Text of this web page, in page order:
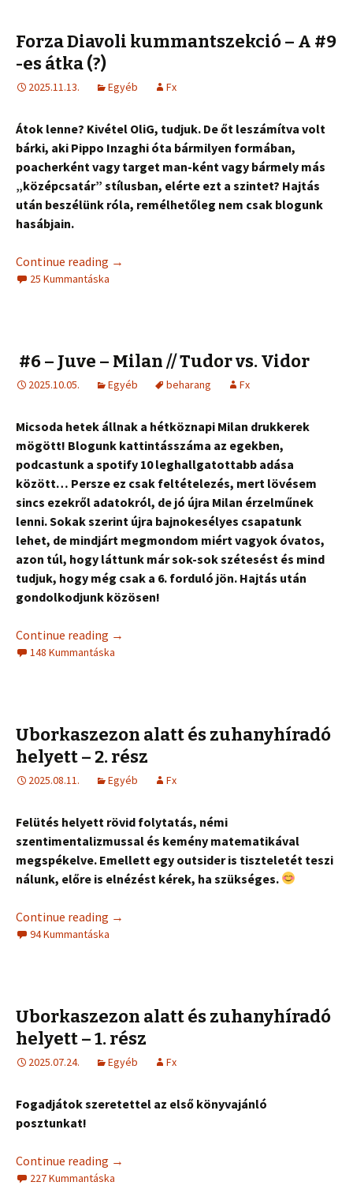
Forza Diavoli kummantszekció – A #9
-es átka (?)
2025.11.13. Egyéb Fx
Átok lenne? Kivétel OliG, tudjuk. De őt leszámítva volt
bárki, aki Pippo Inzaghi óta bármilyen formában,
poacherként vagy target man-ként vagy bármely más
„középcsatár” stílusban, elérte ezt a szintet? Hajtás
után beszélünk róla, remélhetőleg nem csak blogunk
hasábjain.
Continue reading →
25 Kummantáska
#6 – Juve – Milan // Tudor vs. Vidor
2025.10.05. Egyéb beharang Fx
Micsoda hetek állnak a hétköznapi Milan drukkerek
mögött! Blogunk kattintásszáma az egekben,
podcastunk a spotify 10 leghallgatottabb adása
között… Persze ez csak feltételezés, mert lövésem
sincs ezekről adatokról, de jó újra Milan érzelműnek
lenni. Sokak szerint újra bajnokesélyes csapatunk
lehet, de mindjárt megmondom miért vagyok óvatos,
azon túl, hogy láttunk már sok-sok szétesést és mind
tudjuk, hogy még csak a 6. forduló jön. Hajtás után
gondolkodjunk közösen!
Continue reading →
148 Kummantáska
Uborkaszezon alatt és zuhanyhíradó
helyett – 2. rész
2025.08.11. Egyéb Fx
Felütés helyett rövid folytatás, némi
szentimentalizmussal és kemény matematikával
megspékelve. Emellett egy outsider is tiszteletét teszi
nálunk, előre is elnézést kérek, ha szükséges.
Continue reading →
94 Kummantáska
Uborkaszezon alatt és zuhanyhíradó
helyett – 1. rész
2025.07.24. Egyéb Fx
Fogadjátok szeretettel az első könyvajánló
posztunkat!
Continue reading →
227 Kummantáska